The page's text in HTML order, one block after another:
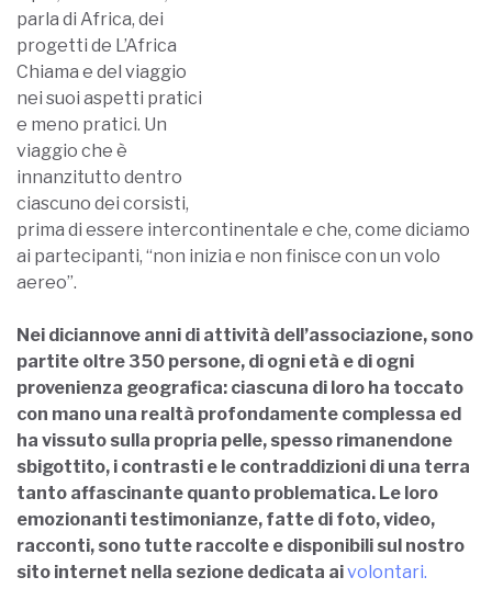
L’Africa Chiama e del viaggio nei suoi aspetti pratici e
meno pratici. Un viaggio che è innanzitutto dentro
ciascuno dei corsisti, prima di essere intercontinentale
e che, come diciamo ai partecipanti, “non inizia e non
finisce con un volo aereo”.
Nei diciannove anni di attività dell’associazione, sono
partite oltre 350 persone, di ogni età e di ogni
provenienza geografica: ciascuna di loro ha toccato
con mano una realtà profondamente complessa ed
ha vissuto sulla propria pelle, spesso rimanendone
tanto affascinante quanto problematica. Le loro
emozionanti testimonianze, fatte di foto, video,
racconti, sono tutte raccolte e disponibili sul nostro
sito internet nella sezione dedicata aivolontari.
Se anche voi siete pronti a lasciarvi attraversare da
emozioni profonde, se come tanti anche voi avete da
tempo “il pallino” di compiere un’esperienza in Africa,
ma vi siete sempre domandati “sarò in grado? sono
pronto?“…questo corso potrebbe essere la risposta ai